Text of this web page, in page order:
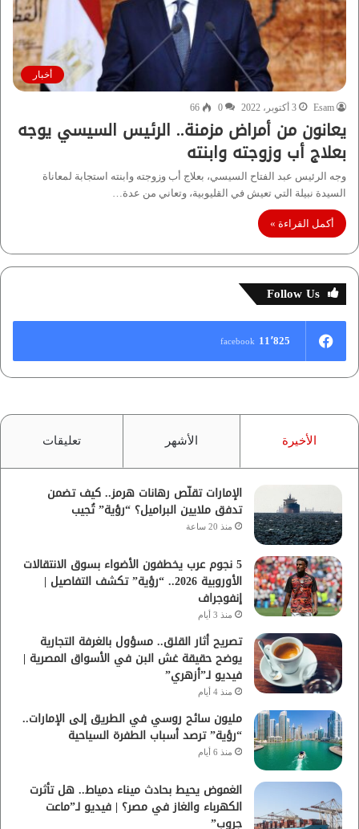
أخبار
Esam 3 أكتوبر، 2022 0
66
يعانون من أمراض مزمنة.. الرئيس السيسي يوجه
بعلاج أب وزوجته وابنته
وجه الرئيس عبد الفتاح السيسي، بعلاج أب وزوجته وابنته استجابة لمعاناة
السيدة نبيلة التي تعيش في القليوبية، وتعاني من عدة…
أكمل القراءة »
Follow Us
11٬825 facebook
الأخيرة الأشهر تعليقات
الإمارات تقلّص رهانات هرمز.. كيف تضمن
تدفق ملايين البراميل؟ “رؤية” تُجيب
منذ 20 ساعة
5 نجوم عرب يخطفون الأضواء بسوق الانتقالات
الأوروبية 2026.. “رؤية” تكشف التفاصيل |
إنفوجراف
منذ 3 أيام
تصريح أثار القلق.. مسؤول بالغرفة التجارية
يوضح حقيقة غش البن في الأسواق المصرية |
فيديو لـ”أزهري”
منذ 4 أيام
مليون سائح روسي في الطريق إلى الإمارات..
“رؤية” ترصد أسباب الطفرة السياحية
منذ 6 أيام
الغموض يحيط بحادث ميناء دمياط.. هل تأثرت
الكهرباء والغاز في مصر؟ | فيديو لـ”ماعت
جروب”